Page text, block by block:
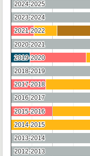
2024-2025
2024-2025
2023-2024
2023-2024
2021-2022
2021-2022
2020-2021
2020-2021
2019-2020
2019-2020
2018-2019
2018-2019
2017-2018
2017-2018
2016-2017
2016-2017
2015-2016
2015-2016
2014-2015
2014-2015
2013-2014
2013-2014
2012-2013
2012-2013